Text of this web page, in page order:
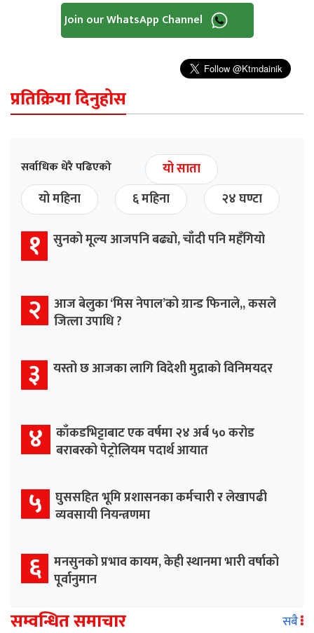
Join our WhatsApp Channel
प्रतिक्रिया दिनुहोस
सर्वाधिक धेरै पढिएको
यो साता
यो महिना
६ महिना २४ घण्टा
१ सुनको मूल्य आजपनि बढ्यो, चाँदी पनि महँगियो
२ आज बेलुका ‘मिस नेपाल’को ग्रान्ड फिनाले,, कसले
जित्ला उपाधि ?
३ यस्तो छ आजका लागि विदेशी मुद्राको विनिमयदर
४ काँकडभिट्टाबाट एक वर्षमा २४ अर्ब ५० करोड
बराबरको पेट्रोलियम पदार्थ आयात
५ घुससहित भूमि प्रशासनका कर्मचारी र लेखापढी
व्यवसायी नियन्त्रणमा
६ मनसुनको प्रभाव कायम, केही स्थानमा भारी वर्षाको
पूर्वानुमान
सम्वन्धित समाचार सबै